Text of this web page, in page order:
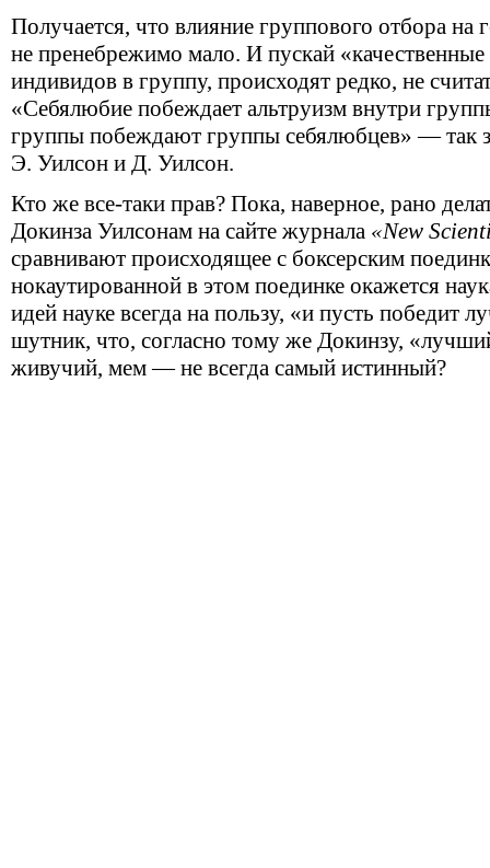
Получается, что влияние группового отбора на
не пренебрежимо мало. И пускай
индивидов в группу, происходят редко, не
«Себялюбие побеждает альтруизм внутри
группы побеждают группы себялюбцев» — так
Э. Уилсон и Д. Уилсон.
Кто же все-таки прав? Пока, наверное, рано
Докинза Уилсонам на сайте журнала «New
сравнивают происходящее с боксерским
нокаутированной в этом поединке окажется
идей науке всегда на пользу, «и пусть победит
шутник, что, согласно тому же Докинзу,
живучий, мем — не всегда самый истинный?